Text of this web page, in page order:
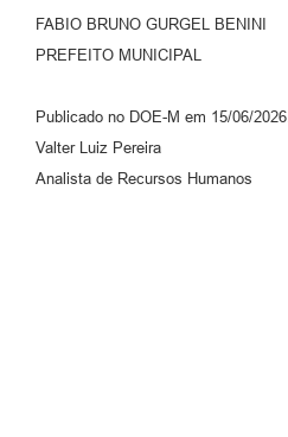
FABIO BRUNO GURGEL BENINI
PREFEITO MUNICIPAL
Publicado no DOE-M em 15/06/2026.
Valter Luiz Pereira
Analista de Recursos Humanos